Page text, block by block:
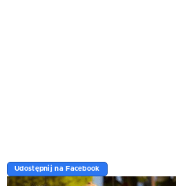
Udostępnij na Facebook